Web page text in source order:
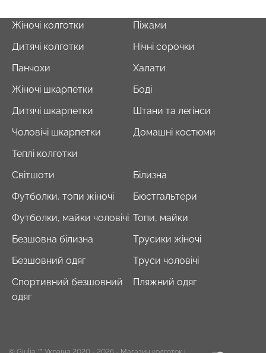
Жіночі колготки
Дитячі колготки
Панчохи
Жіночі шкарпетки
Дитячі шкарпетки
Чоловічі шкарпетки
Теплі колготки
Піжами
Нічні сорочки
Халати
Боді
Штани та легінси
Домашні костюми
Світшоти
Футболки, топи жіночі
Футболки, майки чоловічі
Безшовна білизна
Безшовний одяг
Спортивний безшовний
одяг
Білизна
Бюстгальтери
Топи, майки
Трусики жіночі
Труси чоловічі
Пляжний одяг